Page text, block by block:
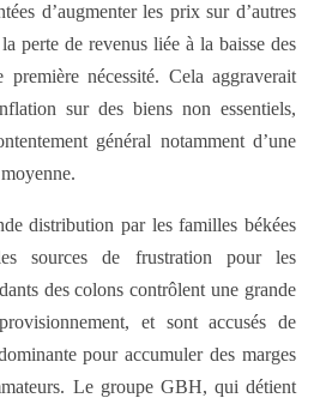
d’augmenter les prix sur d’autres
perte de revenus liée à la baisse des
nécessité. Cela aggraverait
sur des biens non essentiels,
général notamment d’une
distribution par les familles békées
sources de frustration pour les
des colons contrôlent une grande
et sont accusés de
pour accumuler des marges
Le groupe GBH, qui détient